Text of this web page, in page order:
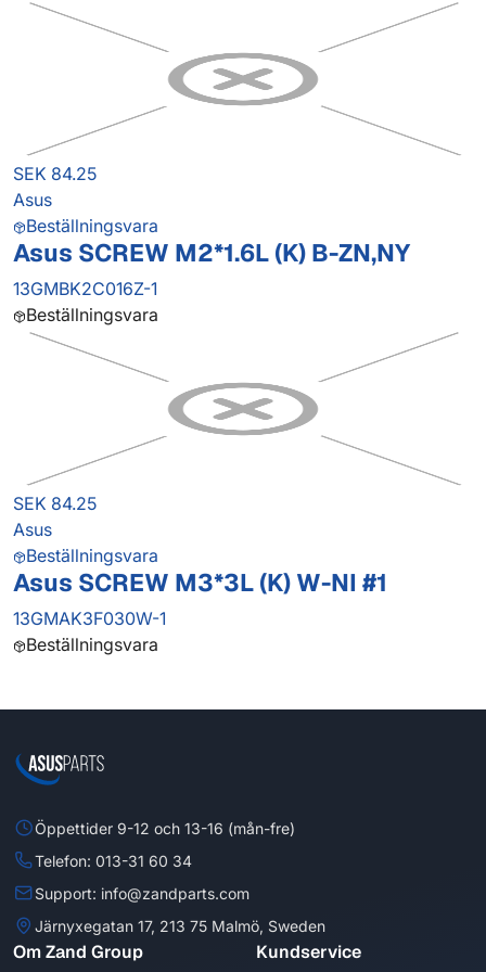
SEK 84.25
Asus
Beställningsvara
Asus SCREW M2*1.6L (K) B-ZN,NY
13GMBK2C016Z-1
Beställningsvara
SEK 84.25
Asus
Beställningsvara
Asus SCREW M3*3L (K) W-NI #1
13GMAK3F030W-1
Beställningsvara
Öppettider 9-12 och 13-16 (mån-fre)
Telefon: 013-31 60 34
Support: info@zandparts.com
Järnyxegatan 17, 213 75 Malmö, Sweden
Om Zand Group Kundservice